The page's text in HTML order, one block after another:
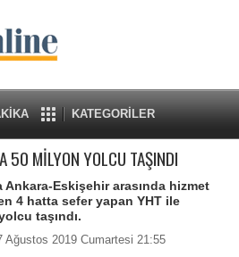
KATEGORİLER
50 MİLYON YOLCU TAŞINDI
Eskişehir arasında hizmet
4 hatta sefer yapan YHT ile
taşındı.
Ağustos 2019 Cumartesi 21:55